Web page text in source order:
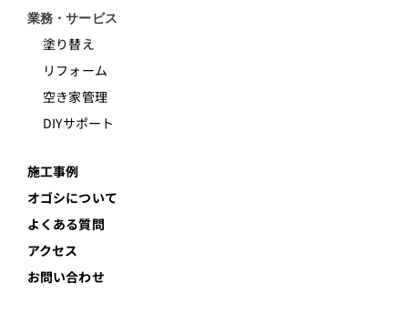
業務・サービス
塗り替え
リフォーム
空き家管理
DIYサポート
施工事例
オゴシについて
よくある質問
アクセス
お問い合わせ